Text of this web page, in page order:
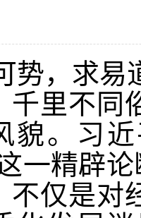
势，求易
千里不同
貌。习
一精辟
不仅是对